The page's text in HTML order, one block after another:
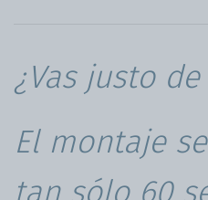
¿Vas justo
El montaje
tan sólo 60